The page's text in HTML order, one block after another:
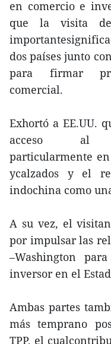
en comercio e
que la visita
dos países junto
para firmar
comercial.
Exhortó a EE.UU.
acceso al
particularmente
ycalzados y el
indochina como
A su vez, el
por impulsar las
–Washington
inversor en el
Ambas partes
más temprano
TPP, el